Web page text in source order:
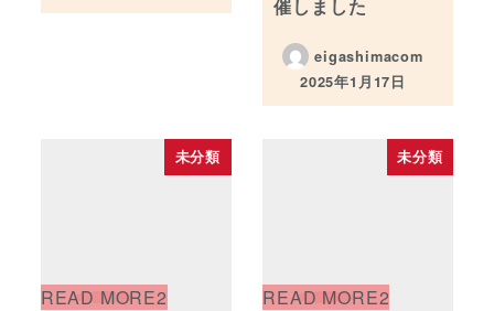
催しました
eigashimacom
投稿日
2025年1月17日
未分類 未分類